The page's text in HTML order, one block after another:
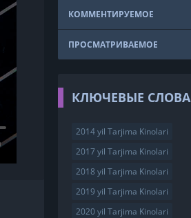
2011
КОММЕНТИРУЕМОЕ
ПРОСМАТРИВАЕМОЕ
КЛЮЧЕВЫЕ СЛОВА
2014 yil Tarjima Kinolari
2017 yil Tarjima Kinolari
2018 yil Tarjima Kinolari
2019 yil Tarjima Kinolari
2020 yil Tarjima Kinolari